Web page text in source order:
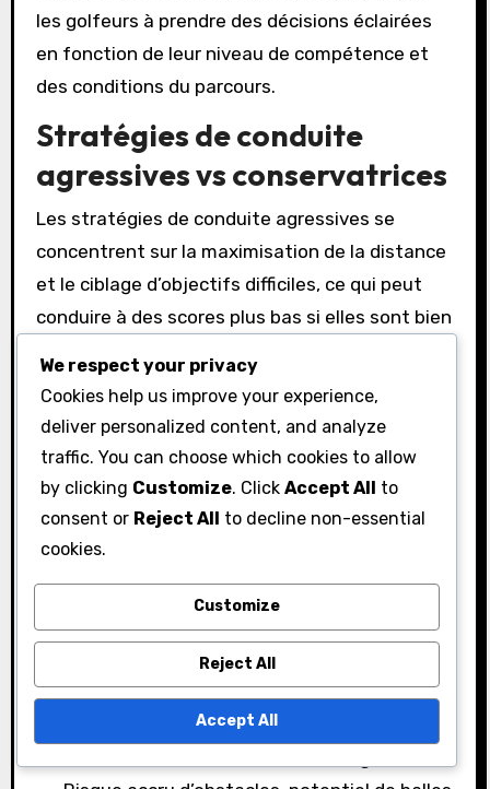
les golfeurs à prendre des décisions éclairées
en fonction de leur niveau de compétence et
des conditions du parcours.
Stratégies de conduite
agressives vs conservatrices
Les stratégies de conduite agressives se
concentrent sur la maximisation de la distance
et le ciblage d’objectifs difficiles, ce qui peut
conduire à des scores plus bas si elles sont bien
incluent le potentiel pour des drives plus longs
et un meilleur positionnement pour les coups
suivants. Cependant, les inconvénients
impliquent des risques plus élevés, tels qu’une
augmentation des chances de frapper des
obstacles ou de se retrouver dans des lies
difficiles.
Avantagesde laconduite agressive :
Distances plus longues, potentiel pour des
scores plus bas et positionnement
We respect your privacy
Cookies help us improve your experience,
deliver personalized content, and analyze
traffic. You can choose which cookies to allow
by clicking Customize. Click Accept All to
consent or Reject All to decline non-essential
cookies.
Customize
Reject All
Accept All